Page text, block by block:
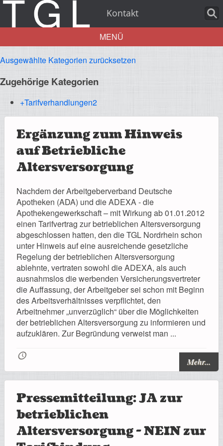
Kontakt
Aktuelles
Über uns
Leistungen
Registrierung
Impressionen
Hilfe
Mitgliederbereich
MENÜ
Ausgewählte Kategorien zurücksetzen
Zugehörige Kategorien
+Tarifverhandlungen2
Ergänzung zum Hinweis
auf Betriebliche
Altersversorgung
Nachdem der Arbeitgeberverband Deutsche
Apotheken (ADA) und die ADEXA - die
Apothekengewerkschaft – mit Wirkung ab 01.01.2012
einen Tarifvertrag zur betrieblichen Altersversorgung
abgeschlossen hatten, den die TGL Nordrhein schon
unter Hinweis auf eine ausreichende gesetzliche
Regelung der betrieblichen Altersversorgung
ablehnte, vertraten sowohl die ADEXA, als auch
ausnahmslos die werbenden Versicherungsvertreter
die Auffassung, der Arbeitgeber sei schon mit Beginn
des Arbeitsverhältnisses verpflichtet, den
Arbeitnehmer „unverzüglich“ über die Möglichkeiten
der betrieblichen Altersversorgung zu informieren und
aufzuklären. Zur Begründung verweist man ...
🕔 Mehr...
Pressemitteilung: JA zur
betrieblichen
Altersversorgung - NEIN zur